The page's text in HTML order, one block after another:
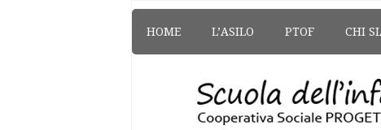
HOME L’ASILO PTOF CHI